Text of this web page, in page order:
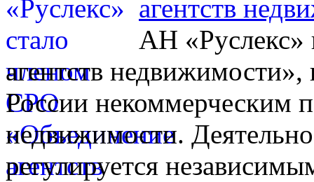
агентств
АН «Руслекс»
агентств недвижимости»,
России некоммерческим
недвижимости.
регулируется